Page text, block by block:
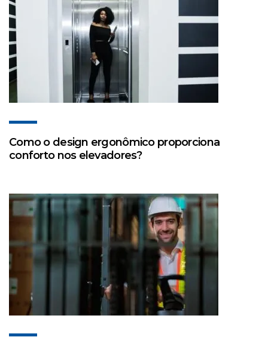
Como o design ergonômico proporciona
conforto nos elevadores?